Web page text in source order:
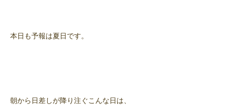
本日も予報は夏日です。
朝から日差しが降り注ぐこんな日は、